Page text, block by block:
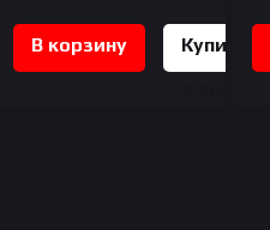
В корзину
Купить